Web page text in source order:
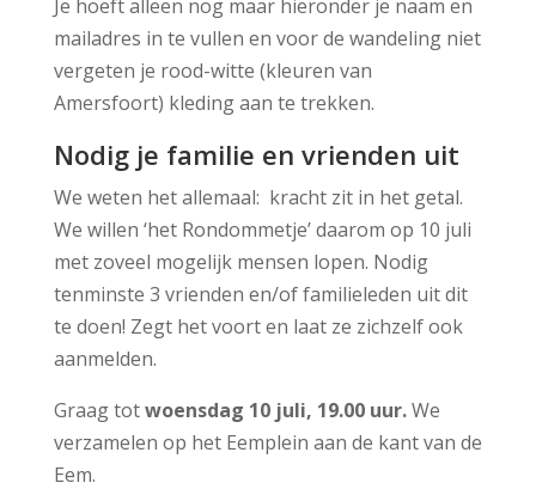
Je hoeft alleen nog maar hieronder je naam en
mailadres in te vullen en voor de wandeling niet
vergeten je rood-witte (kleuren van
Amersfoort) kleding aan te trekken.
Nodig je familie en vrienden uit
We weten het allemaal: kracht zit in het getal.
We willen ‘het Rondommetje’ daarom op 10 juli
met zoveel mogelijk mensen lopen. Nodig
tenminste 3 vrienden en/of familieleden uit dit
te doen! Zegt het voort en laat ze zichzelf ook
aanmelden.
Graag totwoensdag 10 juli, 19.00 uur.We
verzamelen op het Eemplein aan de kant van de
Eem.